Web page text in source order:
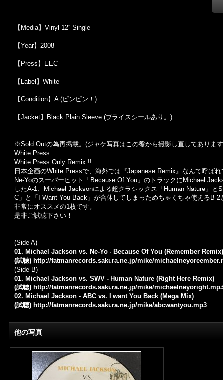
【Media】Vinyl 12'' Single
【Year】2008
【Press】EEC
【Label】White
【Condition】A (ピンピン！)
【Jacket】Black Plain Sleeve (プライスシールあり。)
※Sold Outの為再掲載。 (ジャケ写真はこの盤から撮影し直してありま
White Press.
White Press Only Remix !!
日本企画のWhite Pressで、海外では『Japanese Remix』なんて呼ば
Ne-Yoのスーパーヒット「Because Of You」のトラックにMichael
したA-1、Michael Jacksonによる超クラシックス「Human Nature」
C」と「I Want You Back」が合体してしまっためちゃくちゃ使えるB-2
非常にオススメの1枚です。
是非ご試聴下さい！
(Side A)
01. Michael Jackson vs. Ne-Yo - Because Of You (Remember Remix)
(試聴) http://fatmanrecords.sakura.ne.jp/mike/
(Side B)
01. Michael Jackson vs. SWV - Human Nature (Right Here Remix)
(試聴) http://fatmanrecords.sakura.ne.jp/mike/michaelneyoright.mp3
02. Michael Jackson - ABC vs. I want You Back (Mega Mix)
(試聴) http://fatmanrecords.sakura.ne.jp/mike/abcwantyou.mp3
他の写真